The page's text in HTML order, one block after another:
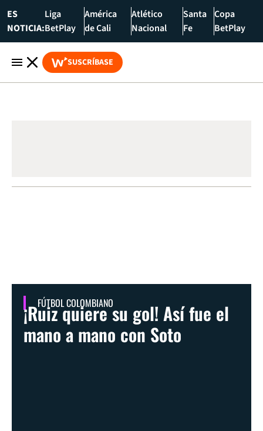
ES
NOTICIA:
Liga
BetPlay
América
de Cali
Atlético
Nacional
Santa
Fe
Copa
BetPlay
SUSCRÍBASE
FÚTBOL COLOMBIANO
¡Ruiz quiere su gol! Así fue el
mano a mano con Soto